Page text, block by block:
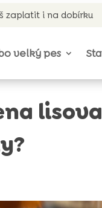
zaplatit i na dobírku
velký pes